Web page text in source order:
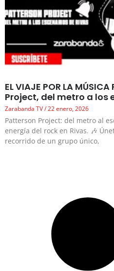
EL VIAJE POR LA
Project, del metro a los
Zarabanda TV 22 enero, 2026
Patterson Project: del metro al
energía del rock en Rivas. 🎶
recorrido de un grupo único,